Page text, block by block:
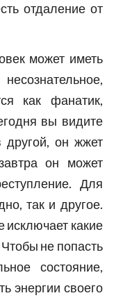
отдаление от
может иметь
как фанатик,
вы видите
другой, он жжет
он может
Для
так и другое.
какие
не попасть
состояние,
энергии своего